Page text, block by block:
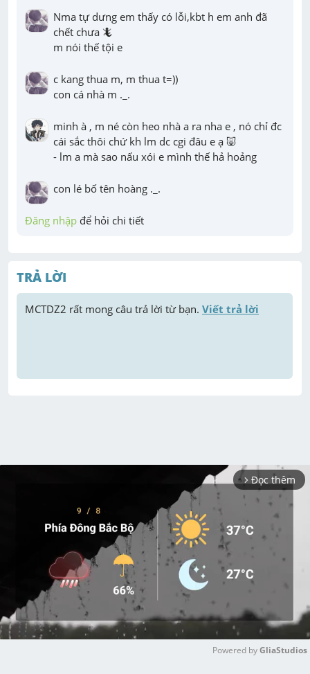
Nma tự dưng em thấy có lỗi,kbt h em anh đã
chết chưa 🦎
m nói thế tội e
c kang thua m, m thua t=))
con cá nhà m ._.
minh à , m né còn heo nhà a ra nha e , nó chỉ đc
cái sắc thôi chứ kh lm dc cgi đâu e ạ 🐷
- lm a mà sao nấu xói e mình thế hả hoảng
con lé bố tên hoàng ._.
Đăng nhập để hỏi chi tiết
TRẢ LỜI
MCTDZ2 rất mong câu trả lời từ bạn. Viết trả lời
arrow_forward_ios Đọc thêm
Powered by GliaStudios